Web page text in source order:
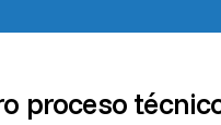
proceso